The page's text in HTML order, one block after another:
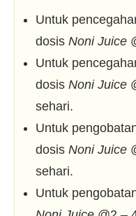
Untuk
dosis Noni Juice
Untuk
dosis Noni Juice
sehari.
Untuk
dosis Noni Juice
sehari.
Untuk